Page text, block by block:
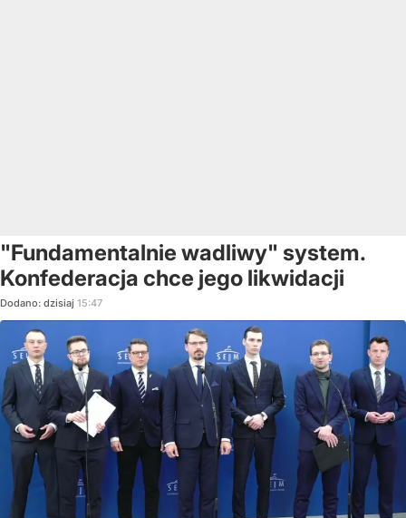
"Fundamentalnie wadliwy" system.
Konfederacja chce jego likwidacji
Dodano: dzisiaj 15:47